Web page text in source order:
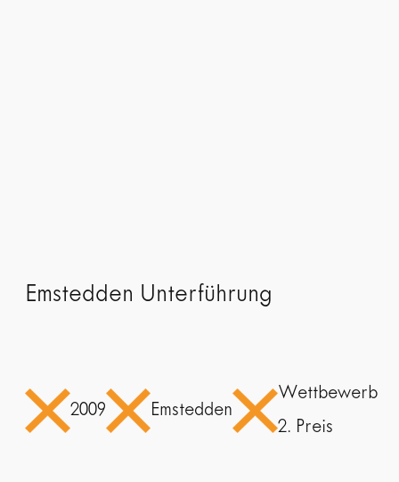
Emstedden Unterführung
2009 Emstedden
Wettbewerb
2. Preis